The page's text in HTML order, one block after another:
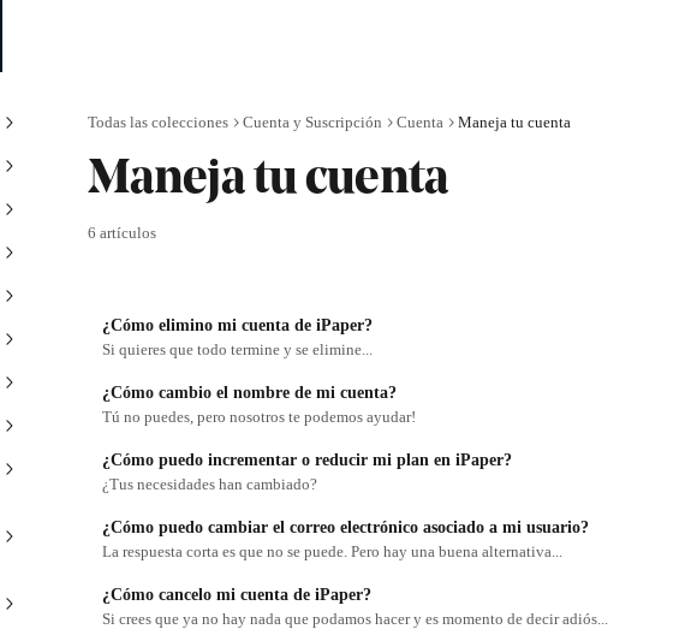
Todas las colecciones Cuenta y Suscripción Cuenta Maneja tu cuenta
Maneja tu cuenta
6 artículos
¿Cómo elimino mi cuenta de iPaper?
Si quieres que todo termine y se elimine...
¿Cómo cambio el nombre de mi cuenta?
Tú no puedes, pero nosotros te podemos ayudar!
¿Cómo puedo incrementar o reducir mi plan en iPaper?
¿Tus necesidades han cambiado?
¿Cómo puedo cambiar el correo electrónico asociado a mi usuario?
La respuesta corta es que no se puede. Pero hay una buena alternativa...
¿Cómo cancelo mi cuenta de iPaper?
Si crees que ya no hay nada que podamos hacer y es momento de decir adiós...